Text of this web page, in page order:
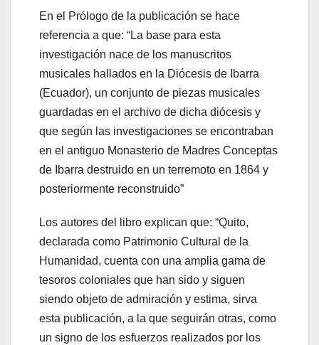
En el Prólogo de la publicación se hace
referencia a que: “La base para esta
investigación nace de los manuscritos
musicales hallados en la Diócesis de Ibarra
(Ecuador), un conjunto de piezas musicales
guardadas en el archivo de dicha diócesis y
que según las investigaciones se encontraban
en el antiguo Monasterio de Madres Conceptas
de Ibarra destruido en un terremoto en 1864 y
posteriormente reconstruido”
Los autores del libro explican que: “Quito,
declarada como Patrimonio Cultural de la
Humanidad, cuenta con una amplia gama de
tesoros coloniales que han sido y siguen
siendo objeto de admiración y estima, sirva
esta publicación, a la que seguirán otras, como
un signo de los esfuerzos realizados por los